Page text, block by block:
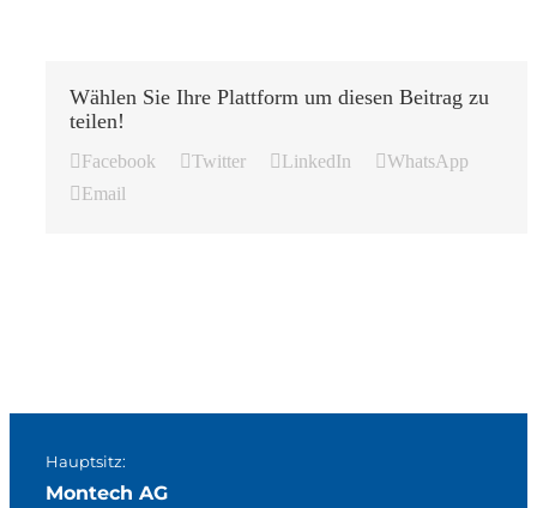
Wählen Sie Ihre Plattform um diesen Beitrag zu
teilen!
Facebook Twitter LinkedIn
WhatsApp
Email
Hauptsitz:
Montech AG